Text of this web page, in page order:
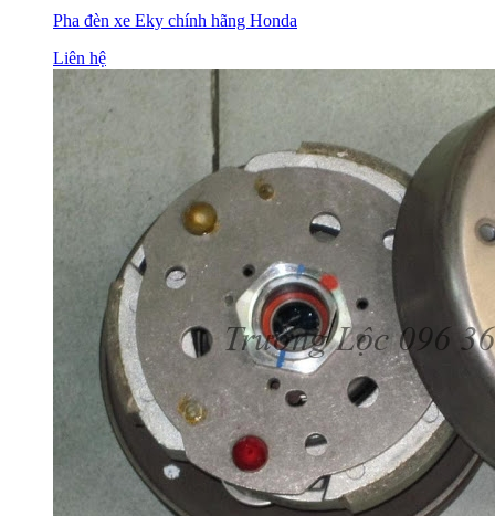
Pha đèn xe Eky chính hãng Honda
Liên hệ